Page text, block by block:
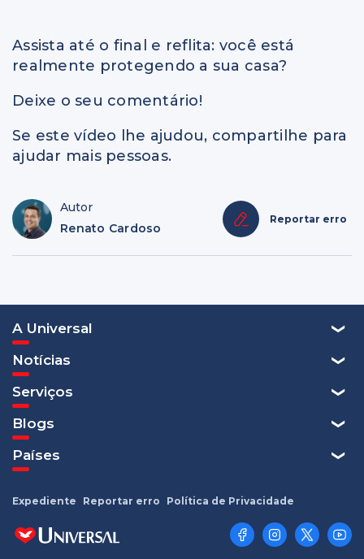
Assista até o final e reflita: você está
realmente protegendo a sua casa?
Deixe o seu comentário!
Se este vídeo lhe ajudou, compartilhe para
ajudar mais pessoas.
Autor
Renato Cardoso
Reportar erro
A Universal
Notícias
Serviços
Blogs
Países
Expediente Reportar erro Política de Privacidade